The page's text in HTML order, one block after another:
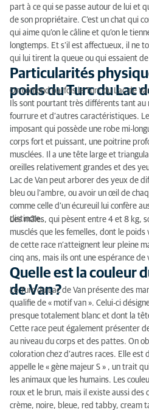
part à ce qui se passe autour de lui et
de son propriétaire. C’est un chat qui
qui aime qu’on le câline et qu’on le
longtemps. Et s’il est affectueux, il ne
qui lui tirent la queue ou qui essaient de
Particularités
poids du Turc du Lac
On confond parfois le Turc du Lac de
Ils sont pourtant très différents tant
fourrure et d’autres caractéristiques.
imposant qui possède une robe mi-
corps fort et puissant, une poitrine
musclées. Il a une tête large et
oreilles relativement grandes et des
Lac de Van peut arborer des yeux de
bleu ou l’ambre, ou avoir un œil de
comme celle d’un écureuil lui confère
distincte.
Les mâles, qui pèsent entre 4 et 8 kg,
musclés que les femelles, dont le
de cette race n’atteignent leur pleine
cinq ans, mais ils ont une espérance de
Quelle est la couleur
de Van ?
Le Turc du Lac de Van présente des
qualifie de « motif van ». Celui-ci
presque totalement blanc et dont la
Cette race peut également présenter
au niveau du corps et des pattes. On
coloration chez d’autres races. Elle est
appelle le « gène majeur S » , un trait
les animaux que les humains. Les
roux et le brun, mais il existe aussi des
crème, noire, bleue, red tabby, cream